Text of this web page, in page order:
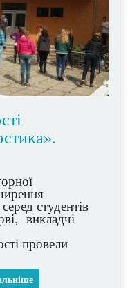
студентів
викладчі
провели